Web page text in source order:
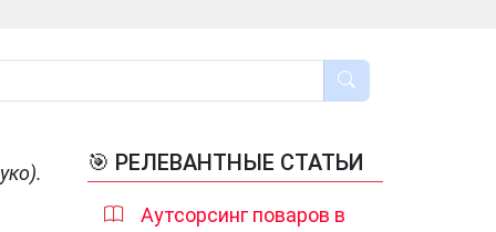
🎯 РЕЛЕВАНТНЫЕ СТАТЬИ
Аутсорсинг поваров в